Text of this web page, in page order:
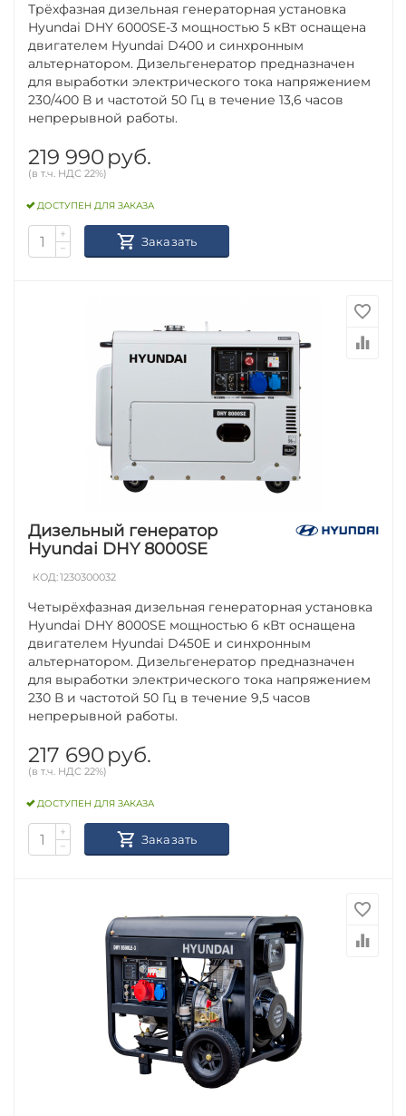
Трёхфазная дизельная генераторная установка
Hyundai DHY 6000SE-3 мощностью 5 кВт оснащена
двигателем Hyundai D400 и синхронным
альтернатором. Дизельгенератор предназначен
для выработки электрического тока напряжением
230/400 В и частотой 50 Гц в течение 13,6 часов
непрерывной работы.
219 990 руб.
(в т.ч. НДС 22%)
ДОСТУПЕН ДЛЯ ЗАКАЗА
+
−
Заказать
Дизельный генератор
Hyundai DHY 8000SE
КОД:1230300032
Четырёхфазная дизельная генераторная установка
Hyundai DHY 8000SE мощностью 6 кВт оснащена
двигателем Hyundai D450E и синхронным
альтернатором. Дизельгенератор предназначен
для выработки электрического тока напряжением
230 В и частотой 50 Гц в течение 9,5 часов
непрерывной работы.
217 690 руб.
(в т.ч. НДС 22%)
ДОСТУПЕН ДЛЯ ЗАКАЗА
+
−
Заказать